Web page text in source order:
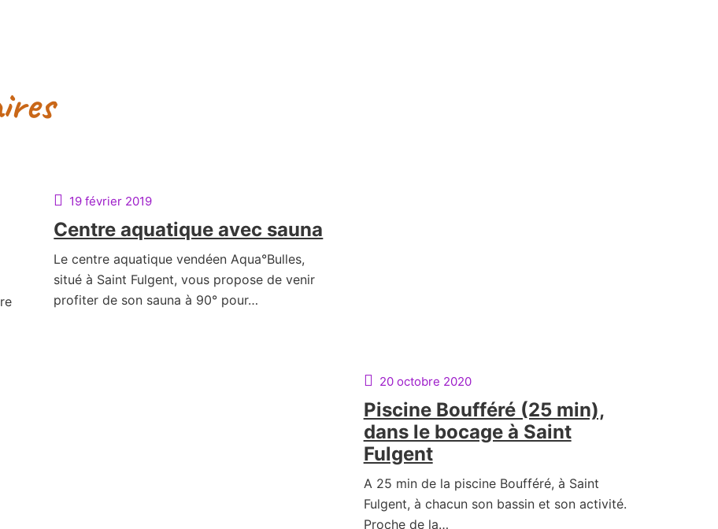
19 février 2019
Centre aquatique avec sauna
Le centre aquatique vendéen Aqua°Bulles,
situé à Saint Fulgent, vous propose de venir
profiter de son sauna à 90° pour…
20 octobre 2020
Piscine Boufféré (25 min),
dans le bocage à Saint
Fulgent
A 25 min de la piscine Boufféré, à Saint
Fulgent, à chacun son bassin et son activité.
Proche de la…